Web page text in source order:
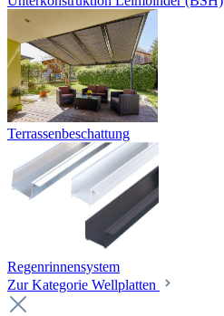
Terrassenbeschattung
Regenrinnensystem
Zur Kategorie Wellplatten